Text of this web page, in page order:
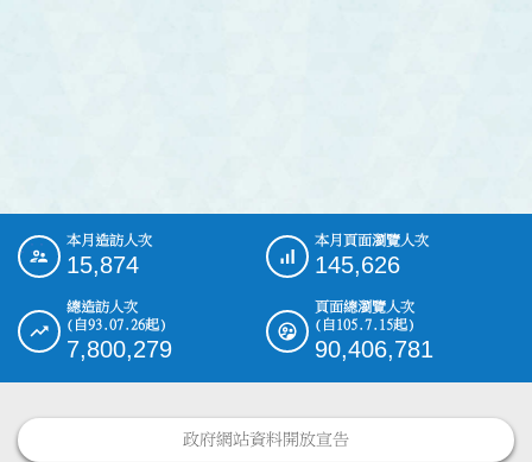
::: 本月造訪人次
15,874
本月頁面瀏覽人次
145,626
總造訪人次
(自93.07.26起)
7,800,279
頁面總瀏覽人次
(自105.7.15起)
90,406,781
政府網站資料開放宣告